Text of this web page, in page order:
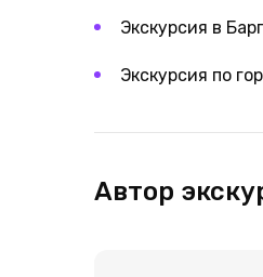
Экскурсия в
Экскурсия по
Автор